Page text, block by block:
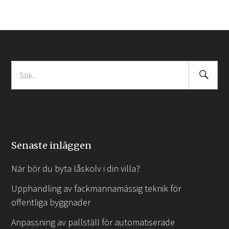
Sök
efter:
Search
Senaste inläggen
När bör du byta låskolv i din villa?
Upphandling av fackmannamässig teknik för
offentliga byggnader
Anpassning av pallställ för automatiserade